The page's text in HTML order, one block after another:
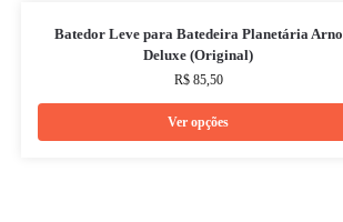
Batedor Leve para Batedeira Planetária Arno
Deluxe (Original)
R$85,50
Ver opções